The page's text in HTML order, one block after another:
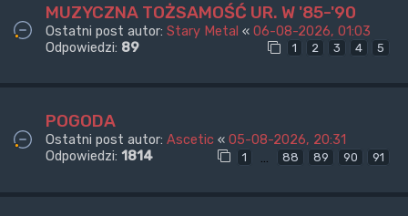
MUZYCZNA TOŻSAMOŚĆ UR. W '85-'90
Ostatni post autor: Stary Metal « 06-08-2026, 01:03
Odpowiedzi: 89 1 2 3 4 5
POGODA
Ostatni post autor: Ascetic « 05-08-2026, 20:31
Odpowiedzi: 1814 1 … 88 89 90 91